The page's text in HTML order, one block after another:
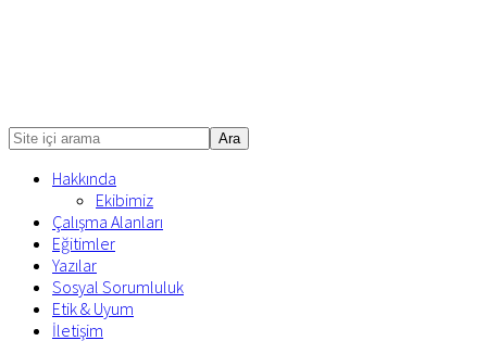
Site
arama Hakkında
Ekibimiz
Çalışma Alanları
Eğitimler
Yazılar
Sosyal Sorumluluk
Etik & Uyum
İletişim